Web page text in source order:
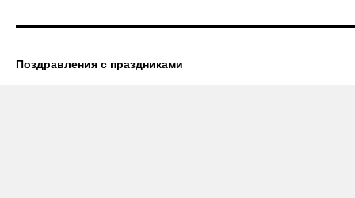
Поздравления с праздниками